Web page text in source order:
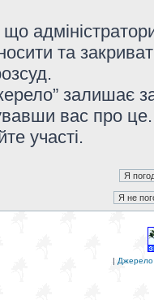
та
залишає
вас про
участі.
| Джерело